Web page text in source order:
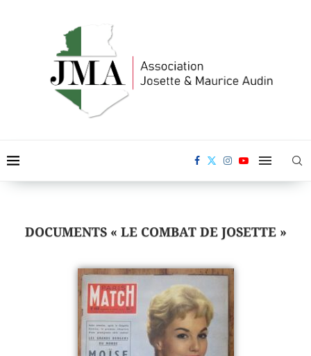
DOCUMENTS « LE COMBAT DE JOSETTE »